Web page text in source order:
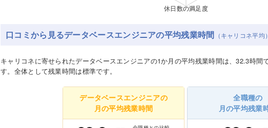
口コミから見るデータベースエンジニアの平均残業時間 （キャリコネ平均）
キャリコネに寄せられたデータベースエンジニアの1か月の平均残業時間は、32.3時間
す。全体として残業時間は標準です。
データベースエンジニアの
月の平均残業時間
全職種の
月の平均残業